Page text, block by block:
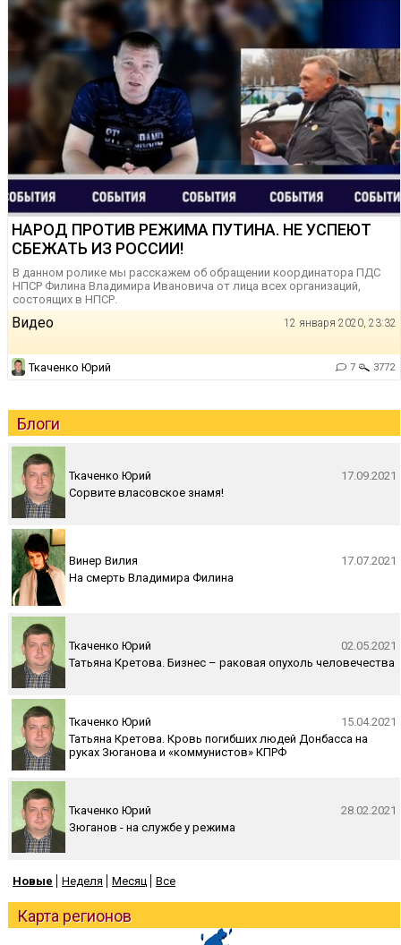
НАРОД ПРОТИВ РЕЖИМА ПУТИНА. НЕ УСПЕЮТ
СБЕЖАТЬ ИЗ РОССИИ!
В данном ролике мы расскажем об обращении координатора ПДС
НПСР Филина Владимира Ивановича от лица всех организаций,
состоящих в НПСР.
Видео 12 января 2020, 23:32
Ткаченко Юрий 7 3772
Блоги
Ткаченко Юрий
17.09.2021
Сорвите власовское знамя!
Винер Вилия
17.07.2021
На смерть Владимира Филина
Ткаченко Юрий
02.05.2021
Татьяна Кретова. Бизнес – раковая опухоль человечества
Ткаченко Юрий
15.04.2021
Татьяна Кретова. Кровь погибших людей Донбасса на
руках Зюганова и «коммунистов» КПРФ
Ткаченко Юрий
28.02.2021
Зюганов - на службе у режима
Новые Неделя Месяц Все
Карта регионов